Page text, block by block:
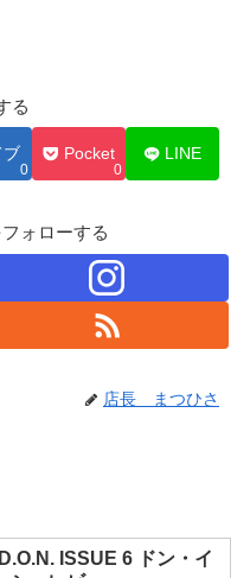
る
ブ
0
Pocket
0
LINE
ォローする
店長 まつひさ
ISSUE 6 ドン・イ